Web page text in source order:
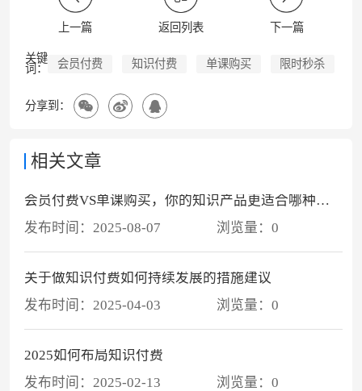
上一篇 返回列表 下一篇
关键
词：
会员付费 知识付费 单课购买 限时秒杀
分享到：
相关文章
会员付费VS单课购买，你的知识产品更适合哪种付费模式？
发布时间： 2025-08-07 浏览量：0
关于做知识付费如何持续发展的措施建议
发布时间： 2025-04-03 浏览量：0
2025如何布局知识付费
发布时间： 2025-02-13 浏览量：0